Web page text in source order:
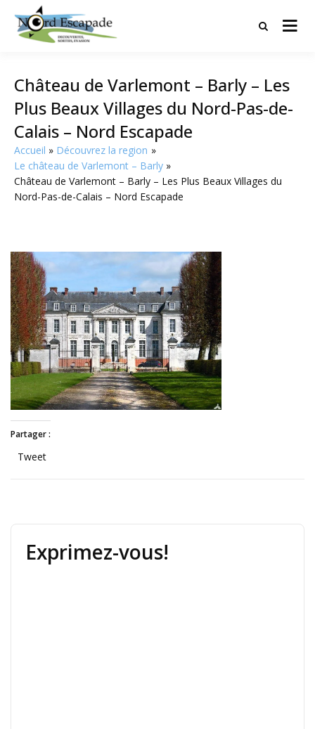
Tourisme et randonnées en Hauts
Château de Varlemont – Barly – Les
Plus Beaux Villages du Nord-Pas-de-
Calais – Nord Escapade
Accueil
Découvrez la region
Le château de Varlemont – Barly
Château de Varlemont – Barly – Les Plus Beaux Villages du
Nord-Pas-de-Calais – Nord Escapade
Partager :
Tweet
Exprimez-vous!